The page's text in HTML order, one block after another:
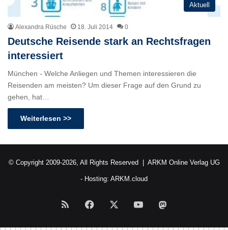
Aktuell
Alexandra Rüsche 18. Juli 2014 0
Deutsche Reisende stark an Rechtsfragen
interessiert
München - Welche Anliegen und Themen interessieren die
Reisenden am meisten? Um dieser Frage auf den Grund zu
gehen, hat…
Weiterlesen >>
© Copyright 2009-2026, All Rights Reserved | ARKM Online Verlag UG
- Hosting: ARKM.cloud
RSS Facebook YouTube